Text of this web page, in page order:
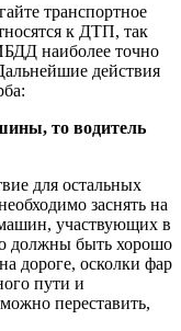
транспортное
к ДТП, так
наиболее точно
действия
то водитель
для остальных
заснять на
участвующих в
должны быть хорошо
дороге, осколки фар
пути и
переставить,